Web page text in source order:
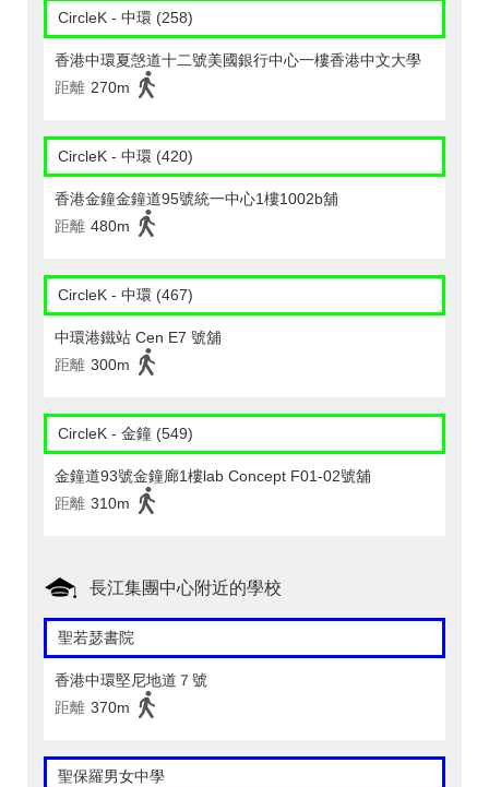
CircleK - 中環 (258)
香港中環夏愨道十二號美國銀行中心一樓香港中文大學
距離 270m
CircleK - 中環 (420)
香港金鐘金鐘道95號統一中心1樓1002b舖
距離 480m
CircleK - 中環 (467)
中環港鐵站 Cen E7 號舖
距離 300m
CircleK - 金鐘 (549)
金鐘道93號金鐘廊1樓lab Concept F01-02號舖
距離 310m
長江集團中心附近的學校
聖若瑟書院
香港中環堅尼地道７號
距離 370m
聖保羅男女中學